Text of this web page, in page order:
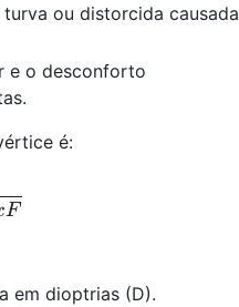
turva ou distorcida causada
e o desconforto
é:
\frac{F}{1 - xF}
F
em dioptrias (D).